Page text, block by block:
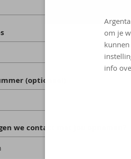
om je
info
(optioneel)
we contact met jou opnemen?